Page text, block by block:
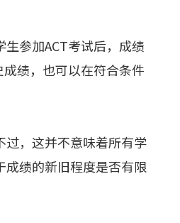
参加ACT考试后，成绩
绩，也可以在符合条件
过，这并不意味着所有学
绩的新旧程度是否有限